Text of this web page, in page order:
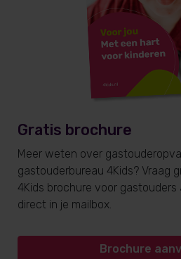
Gratis brochure
Meer weten over
gastouderbureau 4Kids? Vraag
4Kids brochure voor
direct in je mailbox.
Brochure